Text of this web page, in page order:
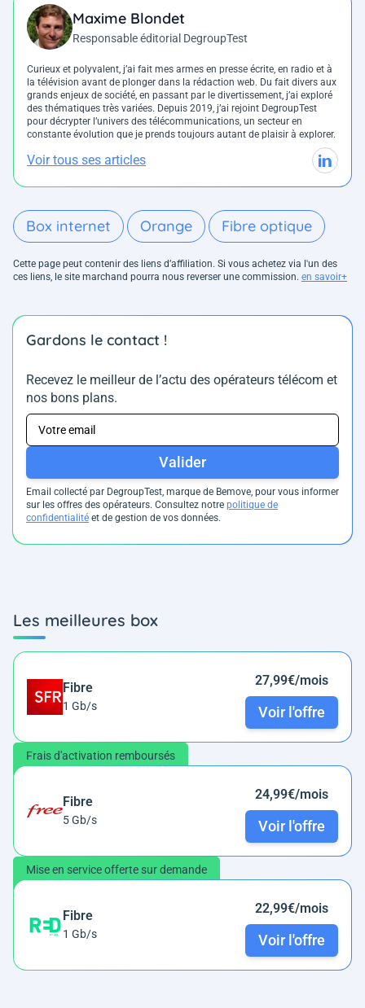
Maxime Blondet
Responsable éditorial DegroupTest
Curieux et polyvalent, j’ai fait mes armes en presse écrite, en radio et à
la télévision avant de plonger dans la rédaction web. Du fait divers aux
grands enjeux de société, en passant par le divertissement, j’ai exploré
des thématiques très variées. Depuis 2019, j’ai rejoint DegroupTest
pour décrypter l’univers des télécommunications, un secteur en
constante évolution que je prends toujours autant de plaisir à explorer.
Voir tous ses articles
Box internet Orange Fibre optique
Cette page peut contenir des liens d’affiliation. Si vous achetez via l'un des
ces liens, le site marchand pourra nous reverser une commission. en savoir+
Gardons le contact !
Recevez le meilleur de l’actu des opérateurs télécom et
nos bons plans.
Valider
Email collecté par DegroupTest, marque de Bemove, pour vous informer
sur les offres des opérateurs. Consultez notre politique de
confidentialité et de gestion de vos données.
Les meilleures box
Fibre
1 Gb/s
27,99€/mois
Voir l'offre
Frais d'activation remboursés
Fibre
5 Gb/s
24,99€/mois
Voir l'offre
Mise en service offerte sur demande
Fibre
1 Gb/s
22,99€/mois
Voir l'offre